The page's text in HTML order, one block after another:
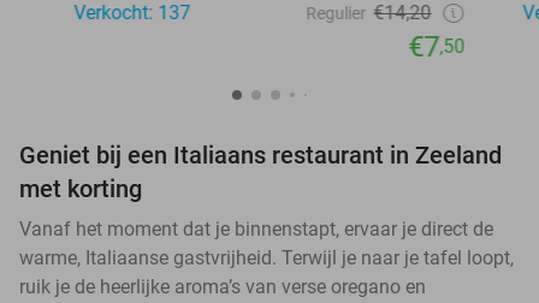
Verkocht: 137
Regulier €14,20
€7,50
Geniet bij een Italiaans restaurant in Zeeland
met korting
Vanaf het moment dat je binnenstapt, ervaar je direct de
warme, Italiaanse gastvrijheid. Terwijl je naar je tafel loopt,
ruik je de heerlijke aroma’s van verse oregano en